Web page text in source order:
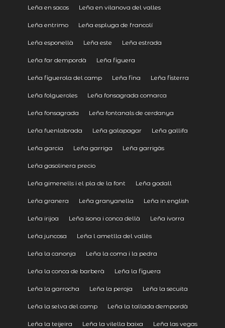
Leña en sacos Leña en vilanova del valles
Leña entrimo Leña espluga de francolí
Leña esponellà Leña este Leña estrada
Leña far dempordà Leña figuera
Leña figuerola del camp Leña fina Leña fisterra
Leña folgueroles Leña fonsagrada comarca
Leña fonsagrada Leña fontanals de cerdanya
Leña fuenlabrada Leña galapagar Leña gallifa
Leña garcia Leña garriga Leña garrigàs
Leña gasolinera precio
Leña gimenells i el pla de la font Leña godall
Leña granera Leña granyanella Leña in english
Leña irijoa Leña isona i conca dellà Leña ivorra
Leña juncosa Leña l ametlla del vallès
Leña la canonja Leña la coma i la pedra
Leña la conca de barberà Leña la figuera
Leña la garrocha Leña la peroja Leña la secuita
Leña la selva del camp Leña la tallada dempordà
Leña la teijeira Leña la vilella baixa Leña las vegas